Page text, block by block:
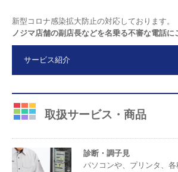
新型コロナ感染拡大防止の対応しております。
ノジマ店舗の副店長などを名乗る不審な電話に
サービス紹介
取扱サービス・商品
診断・調子見
パソコンや、プリンタ、各